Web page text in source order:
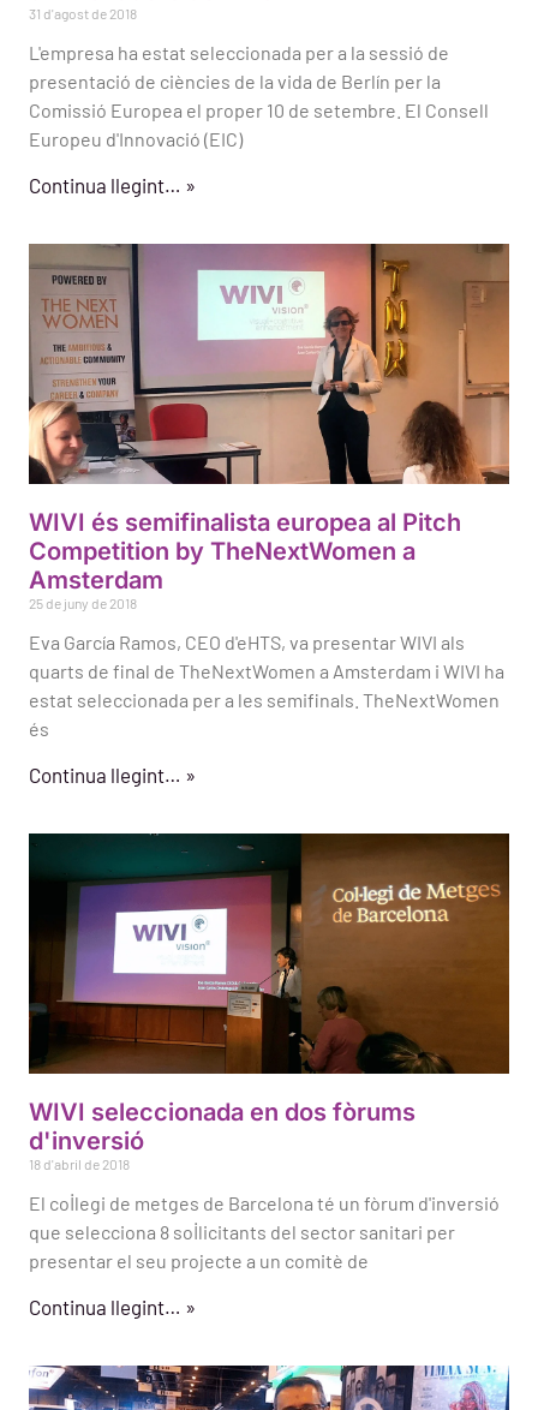
31 d'agost de 2018
L'empresa ha estat seleccionada per a la sessió de
presentació de ciències de la vida de Berlín per la
Comissió Europea el proper 10 de setembre. El Consell
Europeu d'Innovació (EIC)
Continua llegint… »
WIVI és semifinalista europea al Pitch
Competition by TheNextWomen a
Amsterdam
25 de juny de 2018
Eva García Ramos, CEO d'eHTS, va presentar WIVI als
quarts de final de TheNextWomen a Amsterdam i WIVI ha
estat seleccionada per a les semifinals. TheNextWomen
és
Continua llegint… »
WIVI seleccionada en dos fòrums
d'inversió
18 d'abril de 2018
El col·legi de metges de Barcelona té un fòrum d'inversió
que selecciona 8 sol·licitants del sector sanitari per
presentar el seu projecte a un comitè de
Continua llegint… »